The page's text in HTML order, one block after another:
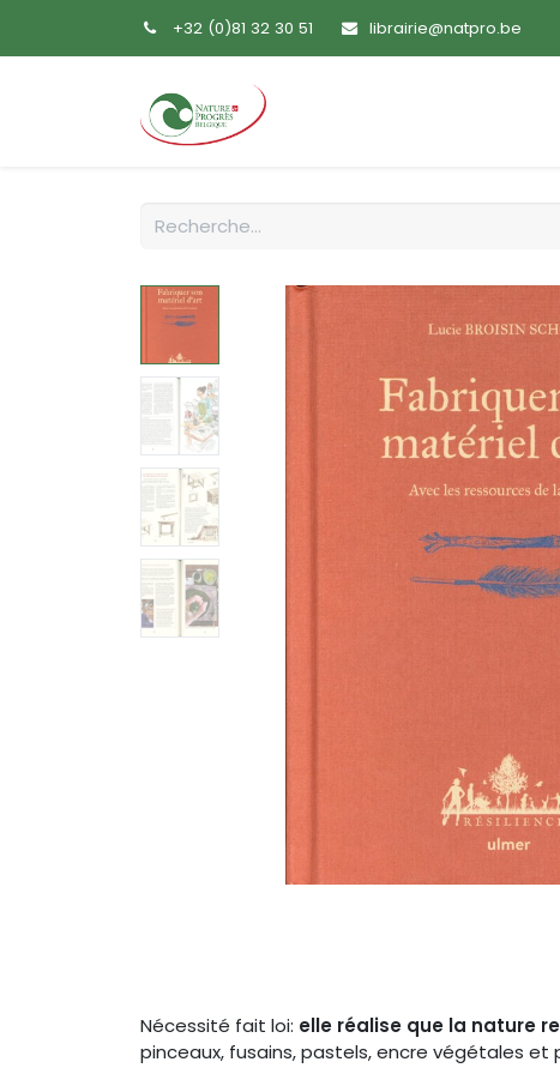
+32 (0)81 32 30 51 librairie@natpro.be
Nécessité fait loi: elle réalise que la nature
pinceaux, fusains, pastels, encre végétales et